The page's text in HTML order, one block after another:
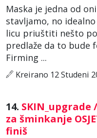
Maska je jedna od
stavljamo, no
licu priuštiti nešto
predlaže da to bude
Firming ...
Kreirano 12 Studeni
14.
za šminkanje
finiš